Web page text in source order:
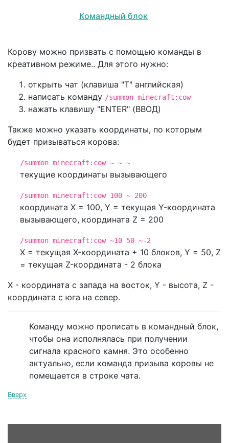
Командный блок
Корову можно призвать с помощью команды в
креативном режиме.. Для этого нужно:
открыть чат (клавиша "T" английская)
написать команду /summon minecraft:cow
нажать клавишу "ENTER" (ВВОД)
Также можно указать координаты, по которым
будет призываться корова:
/summon minecraft:cow ~ ~ ~
текущие координаты вызывающего
/summon minecraft:cow 100 ~ 200
координата X = 100, Y = текущая Y-координата
вызывающего, координата Z = 200
/summon minecraft:cow ~10 50 ~-2
X = текущая X-координата + 10 блоков, Y = 50, Z
= текущая Z-координата - 2 блока
X - координата с запада на восток, Y - высота, Z -
координата с юга на север.
Команду можно прописать в командный блок,
чтобы она исполнялась при получении
сигнала красного камня. Это особенно
актуально, если команда призыва коровы не
помещается в строке чата.
Вверх